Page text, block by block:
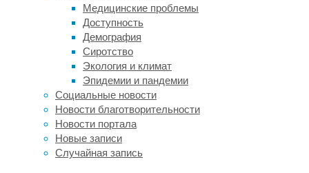
Медицинские проблемы
Доступность
Демография
Сиротство
Экология и климат
Эпидемии и пандемии
Социальные новости
Новости благотворительности
Новости портала
Новые записи
Случайная запись
Макулодистрофия
поражает
сетчатку
глаза
является
одной
из
основных
причин
слепоты